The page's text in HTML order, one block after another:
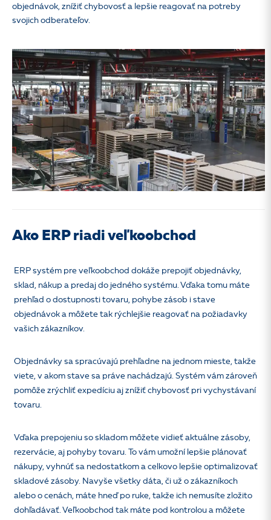
objednávok, znížiť chybovosť a lepšie reagovať na potreby
svojich odberateľov.
Ako ERP riadi veľkoobchod
ERP systém pre veľkoobchod dokáže prepojiť objednávky,
sklad, nákup a predaj do jedného systému. Vďaka tomu máte
prehľad o dostupnosti tovaru, pohybe zásob i stave
objednávok a môžete tak rýchlejšie reagovať na požiadavky
vašich zákazníkov.
Objednávky sa spracúvajú prehľadne na jednom mieste, takže
viete, v akom stave sa práve nachádzajú. Systém vám zároveň
pomôže zrýchliť expedíciu aj znížiť chybovosť pri vychystávaní
tovaru.
Vďaka prepojeniu so skladom môžete vidieť aktuálne zásoby,
rezervácie, aj pohyby tovaru. To vám umožní lepšie plánovať
nákupy, vyhnúť sa nedostatkom a celkovo lepšie optimalizovať
skladové zásoby. Navyše všetky dáta, či už o zákazníkoch
alebo o cenách, máte hneď po ruke, takže ich nemusíte zložito
dohľadávať. Veľkoobchod tak máte pod kontrolou a môžete